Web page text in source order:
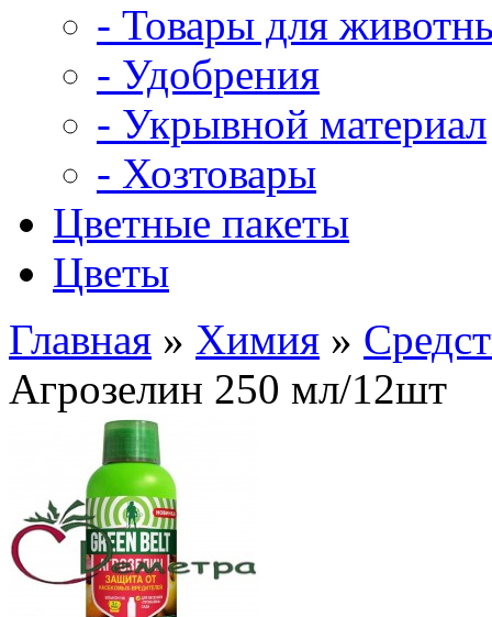
- Товары для
- Удобрения
- Укрывной материал
- Хозтовары
Цветные пакеты
Цветы
Главная » Химия »
Агрозелин 250 мл/12шт